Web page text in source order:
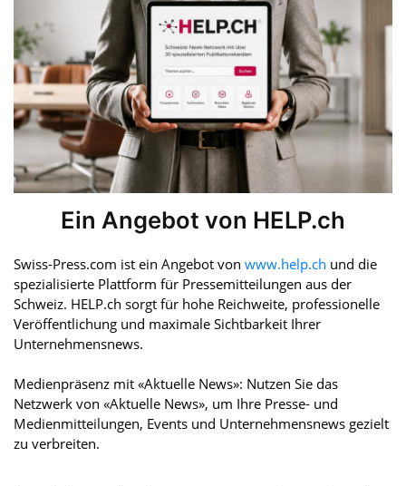
Ein Angebot von HELP.ch
Swiss-Press.com ist ein Angebot von www.help.ch und die
spezialisierte Plattform für Pressemitteilungen aus der
Schweiz. HELP.ch sorgt für hohe Reichweite, professionelle
Veröffentlichung und maximale Sichtbarkeit Ihrer
Unternehmensnews.
Medienpräsenz mit «Aktuelle News»: Nutzen Sie das
Netzwerk von «Aktuelle News», um Ihre Presse- und
Medienmitteilungen, Events und Unternehmensnews gezielt
zu verbreiten.